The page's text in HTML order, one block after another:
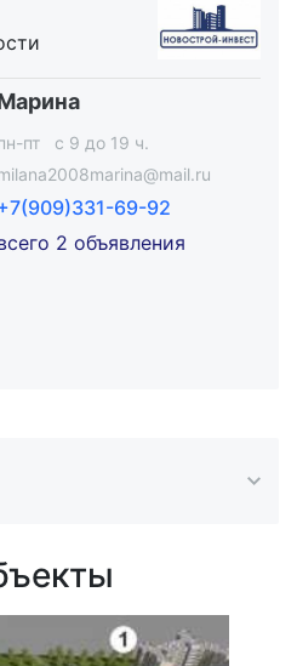
пт c 9 до 19 ч.
69-92
2 объявления